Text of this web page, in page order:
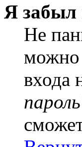
Я забыл
Не
можно
входа